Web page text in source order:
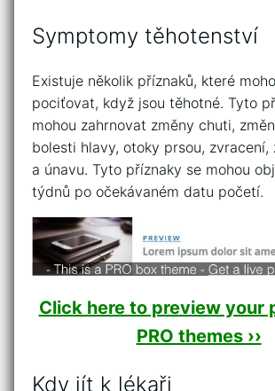
Symptomy těhotenství
Existuje několik příznaků, které
pociťovat, když jsou těhotné. Tyto
mohou zahrnovat změny chuti,
bolesti hlavy, otoky prsou, zvracení,
a únavu. Tyto příznaky se mohou
týdnů po očekávaném datu početí.
Click here to preview your
PRO themes ››
Kdy jít k lékaři